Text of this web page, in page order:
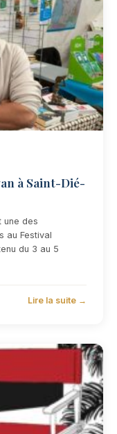
à Saint-Dié-
une des
au Festival
du 3 au 5
Lire la suite →